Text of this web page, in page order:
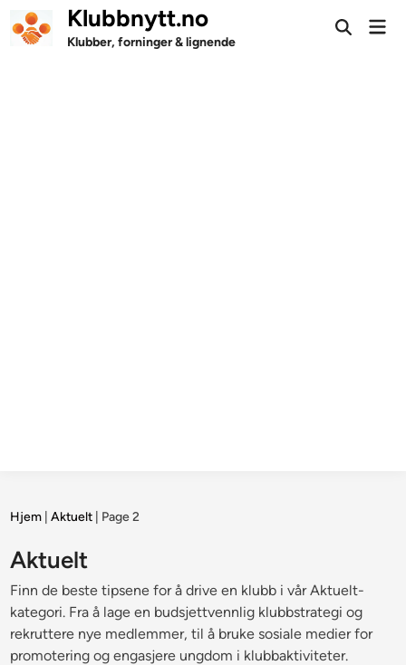
Skip
to
Klubbnytt.no
Klubber, forninger & lignende
Open
Hjem |Aktuelt Page 2
Aktuelt
Finn de beste tipsene for å drive en klubb i vår Aktuelt-
kategori. Fra å lage en budsjettvennlig klubbstrategi og
rekruttere nye medlemmer, til å bruke sosiale medier for
promotering og engasjere ungdom i klubbaktiviteter.